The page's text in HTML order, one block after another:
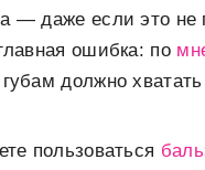
— даже если это не
ошибка: по
должно хватать
пользоваться